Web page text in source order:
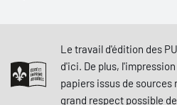
Le travail d'édition des
d'ici. De plus,
papiers issus de sources
grand respect possible